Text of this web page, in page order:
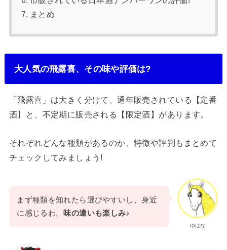
まとめ
大人気の飛露喜、その味や評価は?
「飛露喜」は大きく分けて、通年販売されている【定番
酒】と、不定期に販売される【限定酒】があります。
それぞれどんな種類があるのか、特徴や評判もまとめて
チェックしてみましょう!
ゆはな
まず種類を知れたら選びやすいし、身近
に感じるわ。 味の違いも楽しみ♪